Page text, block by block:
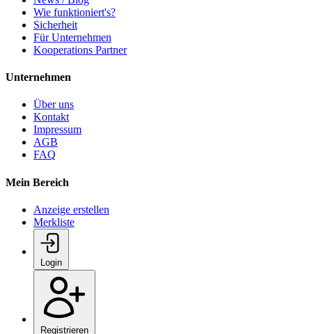
Wie funktioniert's?
Sicherheit
Für Unternehmen
Kooperations Partner
Unternehmen
Über uns
Kontakt
Impressum
AGB
FAQ
Mein Bereich
Anzeige erstellen
Merkliste
Login
Registrieren